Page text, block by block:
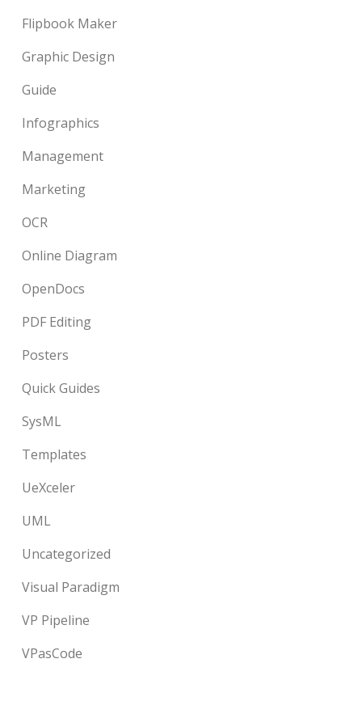
Flipbook Maker
Graphic Design
Guide
Infographics
Management
Marketing
OCR
Online Diagram
OpenDocs
PDF Editing
Posters
Quick Guides
SysML
Templates
UeXceler
UML
Uncategorized
Visual Paradigm
VP Pipeline
VPasCode